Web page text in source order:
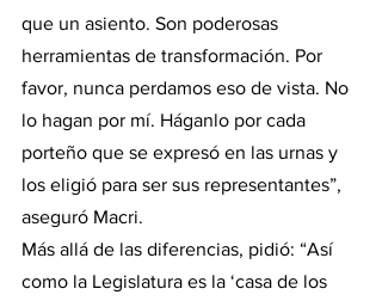
que un asiento. Son poderosas
herramientas de transformación. Por
favor, nunca perdamos eso de vista. No
lo hagan por mí. Háganlo por cada
porteño que se expresó en las urnas y
los eligió para ser sus representantes”,
aseguró Macri.
Más allá de las diferencias, pidió: “Así
como la Legislatura es la ‘casa de los